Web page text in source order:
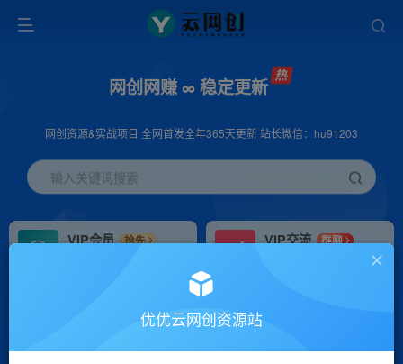
网创网赚 ∞ 稳定更新
网创资源&实战项目 全网首发全年365天更新 站长微信：hu91203
输入关键词搜索
VIP会员
抢先
VIP交流
群聊
研究探讨更多创业项目路子。
会员专属推广链接优优云网创资源站